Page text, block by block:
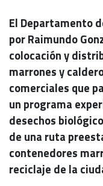
El Departamento
por Raimundo
colocación y
marrones y
comerciales que
un programa
desechos
de una ruta
contenedores
reciclaje de la